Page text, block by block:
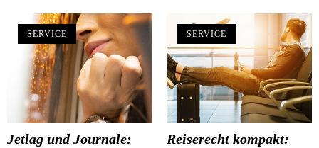
SERVICE
Jetlag und Journale:
SERVICE
Reiserecht kompakt: